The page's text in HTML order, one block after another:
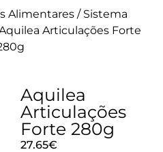
Alimentares / Sistema
Articulações Forte
Aquilea
Articulações
Forte 280g
27.65€